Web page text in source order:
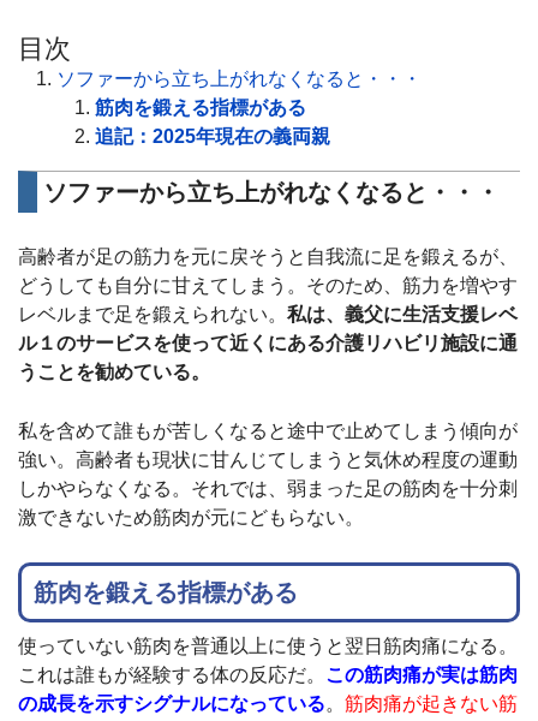
目次
ソファーから立ち上がれなくなると・・・
筋肉を鍛える指標がある
追記：2025年現在の義両親
ソファーから立ち上がれなくなると・・・
高齢者が足の筋力を元に戻そうと自我流に足を鍛えるが、
どうしても自分に甘えてしまう。そのため、筋力を増やす
レベルまで足を鍛えられない。 私は、義父に生活支援レベ
ル１のサービスを使って近くにある介護リハビリ施設に通
うことを勧めている。
私を含めて誰もが苦しくなると途中で止めてしまう傾向が
強い。高齢者も現状に甘んじてしまうと気休め程度の運動
しかやらなくなる。それでは、弱まった足の筋肉を十分刺
激できないため筋肉が元にどもらない。
筋肉を鍛える指標がある
使っていない筋肉を普通以上に使うと翌日筋肉痛になる。
これは誰もが経験する体の反応だ。 この筋肉痛が実は筋肉
の成長を示すシグナルになっている。 筋肉痛が起きない筋